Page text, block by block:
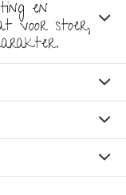
en
voor stoer,